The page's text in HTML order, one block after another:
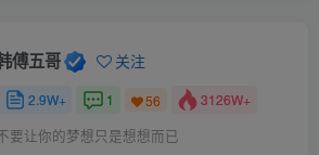
傅五哥 关注
2.9W+ 1 56 3126W+
要让你的梦想只是想想而已